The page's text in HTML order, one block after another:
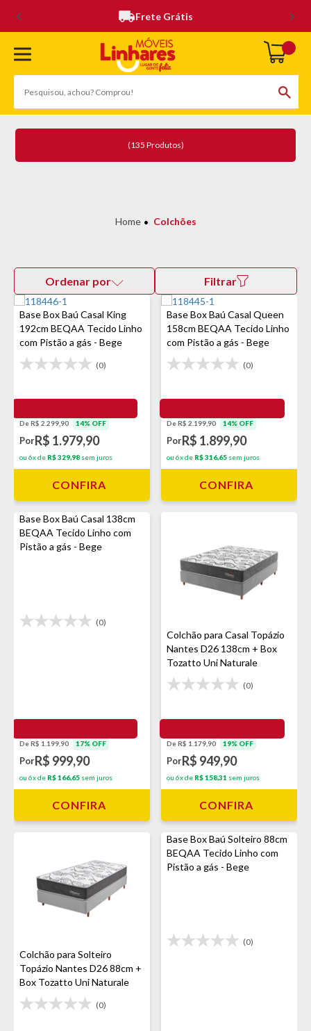
Frete Grátis
(135 Produtos)
Colchões
Ordenar por Filtrar
Base Box Baú Casal King
192cm BEQAA Tecido Linho
com Pistão a gás - Bege
(0)
De R$ 2.299,90 14% OFF
PorR$ 1.979,90
ou 6x de R$ 329,98 sem juros
CONFIRA
Base Box Baú Casal Queen
158cm BEQAA Tecido Linho
com Pistão a gás - Bege
(0)
De R$ 2.199,90 14% OFF
PorR$ 1.899,90
ou 6x de R$ 316,65 sem juros
CONFIRA
Base Box Baú Casal 138cm
BEQAA Tecido Linho com
Pistão a gás - Bege
(0)
De R$ 1.199,90 17% OFF
PorR$ 999,90
ou 6x de R$ 166,65 sem juros
CONFIRA
Colchão para Casal Topázio
Nantes D26 138cm + Box
Tozatto Uni Naturale
(0)
De R$ 1.179,90 19% OFF
PorR$ 949,90
ou 6x de R$ 158,31 sem juros
CONFIRA
Colchão para Solteiro
Topázio Nantes D26 88cm +
Box Tozatto Uni Naturale
(0)
Base Box Baú Solteiro 88cm
BEQAA Tecido Linho com
Pistão a gás - Bege
(0)